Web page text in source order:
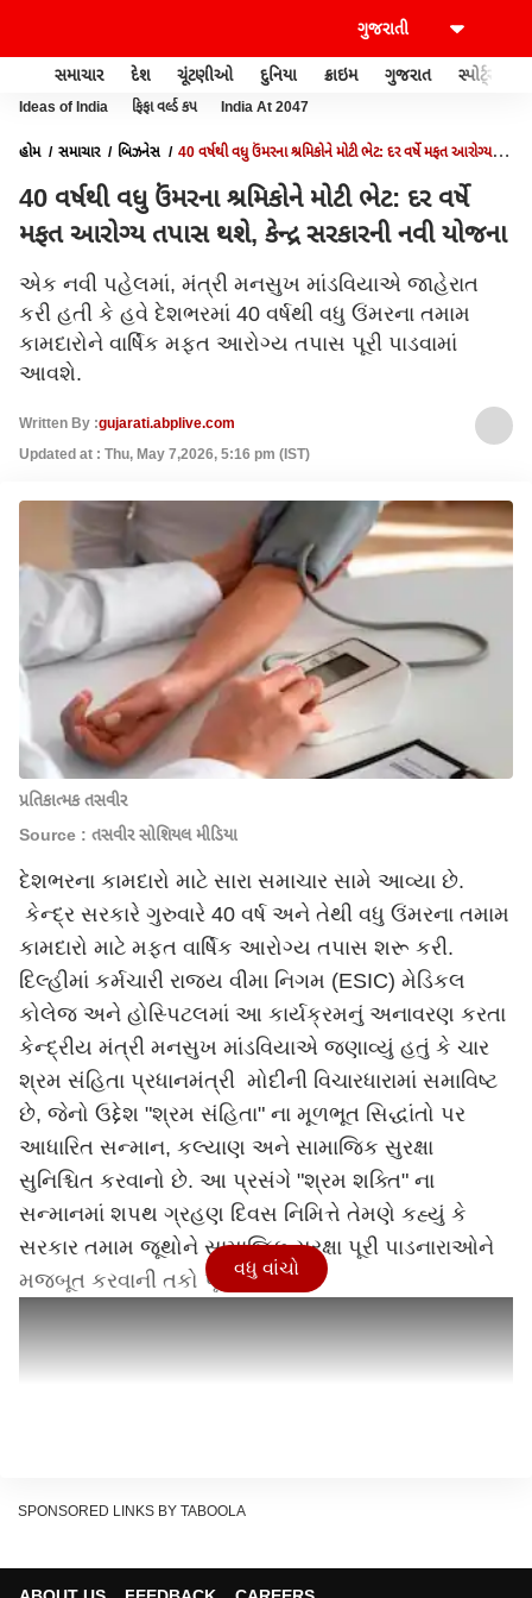
સમાચાર દેશ ચૂંટણીઓ દુનિયા ક્રાઇમ ગુજરાત સ્પોર્ટ્સ
Ideas of India ફિફા વર્લ્ડ કપ India At 2047
હોમ સમાચાર બિઝનેસ
40 વર્ષથી વધુ ઉંમરના શ્રમિકોને મોટી ભેટ: દર વર્ષે મફત આરોગ્ય
40 વર્ષથી વધુ ઉંમરના શ્રમિકોને મોટી ભેટ: દર વર્ષે
મફત આરોગ્ય તપાસ થશે, કેન્દ્ર સરકારની નવી યોજના
એક નવી પહેલમાં, મંત્રી મનસુખ માંડવિયાએ જાહેરાત
કરી હતી કે હવે દેશભરમાં 40 વર્ષથી વધુ ઉંમરના તમામ
કામદારોને વાર્ષિક મફત આરોગ્ય તપાસ પૂરી પાડવામાં
આવશે.
Written By :gujarati.abplive.com
Updated at : Thu, May 7,2026, 5:16 pm (IST)
પ્રતિકાત્મક તસવીર
Source : તસવીર સોશિયલ મીડિયા
દેશભરના કામદારો માટે સારા સમાચાર સામે આવ્યા છે.
કેન્દ્ર સરકારે ગુરુવારે 40 વર્ષ અને તેથી વધુ ઉંમરના તમામ
કામદારો માટે મફત વાર્ષિક આરોગ્ય તપાસ શરૂ કરી.
દિલ્હીમાં કર્મચારી રાજ્ય વીમા નિગમ (ESIC) મેડિકલ
કોલેજ અને હોસ્પિટલમાં આ કાર્યક્રમનું અનાવરણ કરતા
કેન્દ્રીય મંત્રી મનસુખ માંડવિયાએ જણાવ્યું હતું કે ચાર
શ્રમ સંહિતા પ્રધાનમંત્રી મોદીની વિચારધારામાં સમાવિષ્ટ
છે, જેનો ઉદ્દેશ "શ્રમ સંહિતા" ના મૂળભૂત સિદ્ધાંતો પર
આધારિત સન્માન, કલ્યાણ અને સામાજિક સુરક્ષા
સુનિશ્ચિત કરવાનો છે. આ પ્રસંગે "શ્રમ શક્તિ" ના
સન્માનમાં શપથ ગ્રહણ દિવસ નિમિત્તે તેમણે કહ્યું કે
સરકાર તમામ જૂથોને સામાજિક સુરક્ષા પૂરી પાડનારાઓને
મજબૂત કરવાની તકો પૂરી પાડે છે.
વધુ વાંચો
SPONSORED LINKS BY TABOOLA